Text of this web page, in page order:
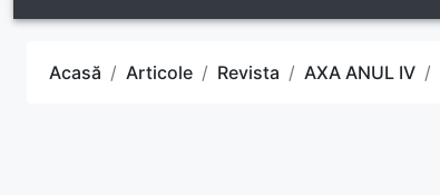
Acasă Articole Revista AXA ANUL IV